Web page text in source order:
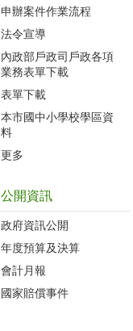
申辦案件作業流程
法令宣導
內政部戶政司戶政各項
業務表單下載
表單下載
本市國中小學校學區資
料
更多
公開資訊
政府資訊公開
年度預算及決算
會計月報
國家賠償事件